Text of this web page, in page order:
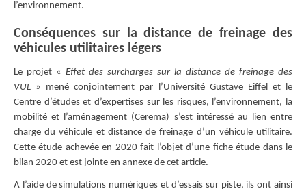
l’environnement.
Conséquences sur la distance de freinage des
véhicules utilitaires légers
Le projet « Effet des surcharges sur la distance de freinage des
VUL » mené conjointement par l’Université Gustave Eiffel et le
Centre d’études et d’expertises sur les risques, l’environnement, la
mobilité et l’aménagement (Cerema) s’est intéressé au lien entre
charge du véhicule et distance de freinage d’un véhicule utilitaire.
Cette étude achevée en 2020 fait l’objet d’une fiche étude dans le
bilan 2020 et est jointe en annexe de cet article.
A l’aide de simulations numériques et d’essais sur piste, ils ont ainsi